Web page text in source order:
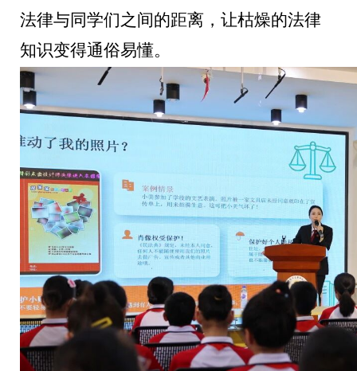
法律与同学们之间的距离，让枯燥的法律
知识变得通俗易懂。